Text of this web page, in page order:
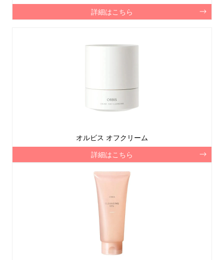
詳細はこちら
オルビス オフクリーム
詳細はこちら